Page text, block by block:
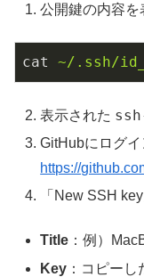
公開鍵の内容を
cat ~/.ssh/
表示された
GitHubにログイ
https://
「New SSH
Title ：例）
Key ：コピー